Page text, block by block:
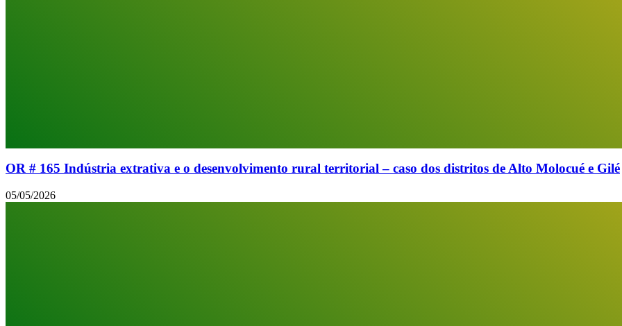
OR # 165 Indústria extrativa e o desenvolvimento rural territorial – caso dos distritos de Alto Molocué e Gilé
05/05/2026